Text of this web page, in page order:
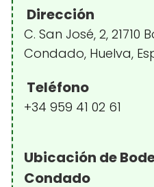
Dirección
C. San José, 2, 21710
Condado, Huelva,
Teléfono
+34 959 41 02 61
Ubicación de
Condado